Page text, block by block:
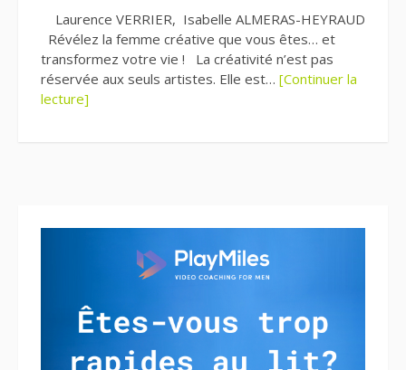
Laurence VERRIER, Isabelle ALMERAS-HEYRAUD
Révélez la femme créative que vous êtes… et
transformez votre vie ! La créativité n’est pas
réservée aux seuls artistes. Elle est… [Continuer la
lecture]